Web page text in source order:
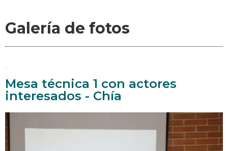
Galería de fotos
Mesa técnica 1 con actores
interesados - Chía